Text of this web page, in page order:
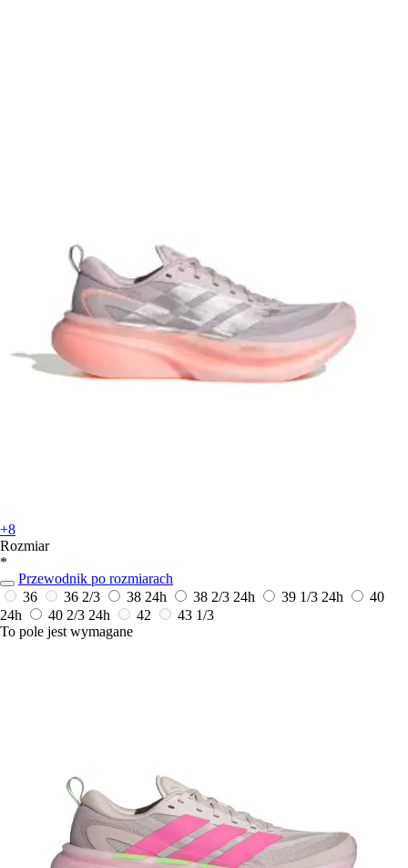
+8
Rozmiar
*
Przewodnik po rozmiarach
36
36 2/3 38 24h 38 2/3 24h 39 1/3 24h
40
24h
40 2/3 24h 42
43 1/3
To pole jest wymagane